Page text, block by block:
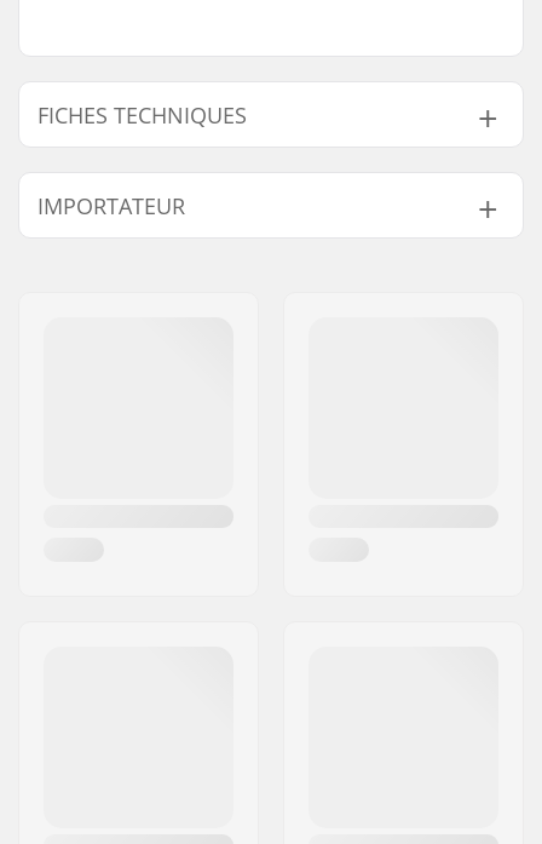
FICHES TECHNIQUES
Diamètre d'axe:
10mm, 14mm
Longueur du peg:
Matériau:
Aluminium 6000
IMPORTATEUR